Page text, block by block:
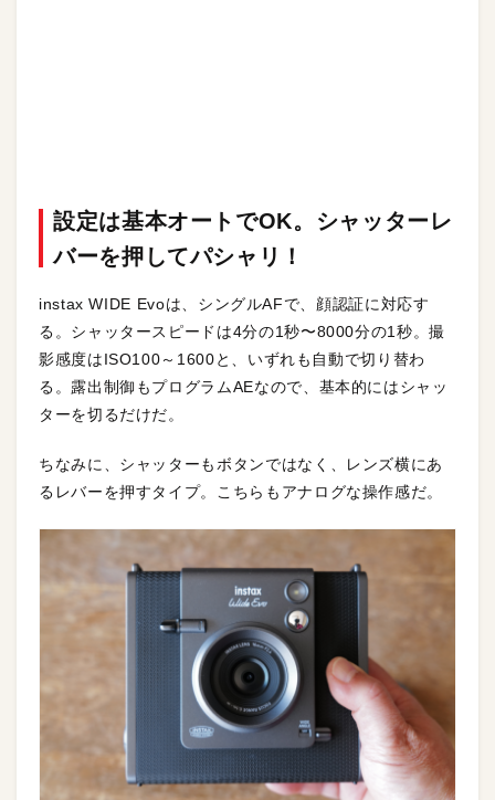
設定は基本オートでOK。シャッターレ
バーを押してパシャリ！
instax WIDE Evoは、シングルAFで、顔認証に対応す
る。シャッタースピードは4分の1秒〜8000分の1秒。撮
影感度はISO100～1600と、いずれも自動で切り替わ
る。露出制御もプログラムAEなので、基本的にはシャッ
ターを切るだけだ。
ちなみに、シャッターもボタンではなく、レンズ横にあ
るレバーを押すタイプ。こちらもアナログな操作感だ。